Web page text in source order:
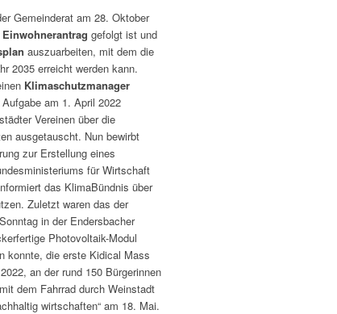
Gemeinderat am 28. Oktober
Einwohnerantrag gefolgt ist und
auszuarbeiten, mit dem die
2035 erreicht werden kann.
Klimaschutzmanager
am 1. April 2022
Vereinen über die
ausgetauscht. Nun bewirbt
zur Erstellung eines
für Wirtschaft
das KlimaBündnis über
Zuletzt waren das der
in der Endersbacher
Photovoltaik-Modul
konnte, die erste Kidical Mass
an der rund 150 Bürgerinnen
dem Fahrrad durch Weinstadt
wirtschaften“ am 18. Mai.